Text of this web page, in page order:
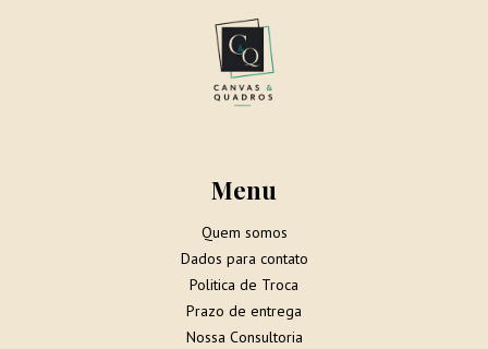
Menu
Quem somos
Dados para contato
Politica de Troca
Prazo de entrega
Nossa Consultoria